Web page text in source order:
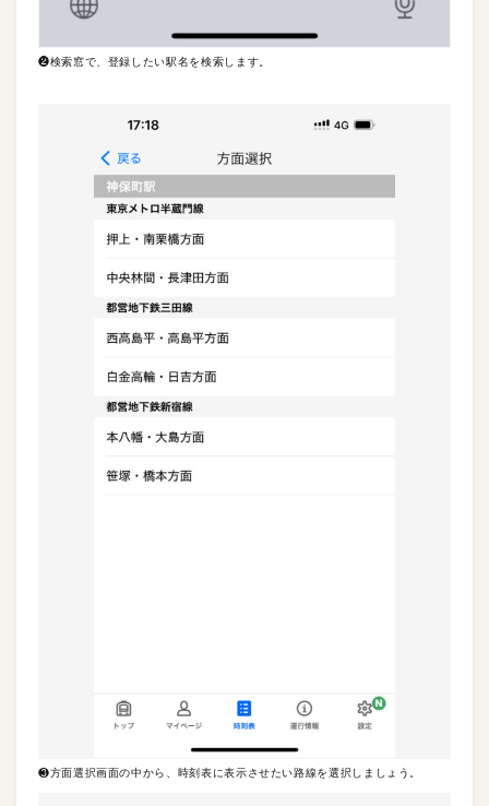
❷検索窓で、登録したい駅名を検索します。
❸方面選択画面の中から、時刻表に表示させたい路線を選択しましょう。